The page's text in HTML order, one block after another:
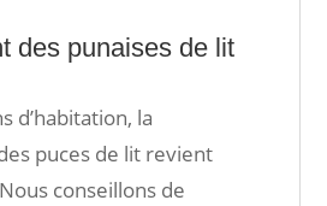
des punaises de lit
d’habitation, la
puces de lit revient
conseillons de